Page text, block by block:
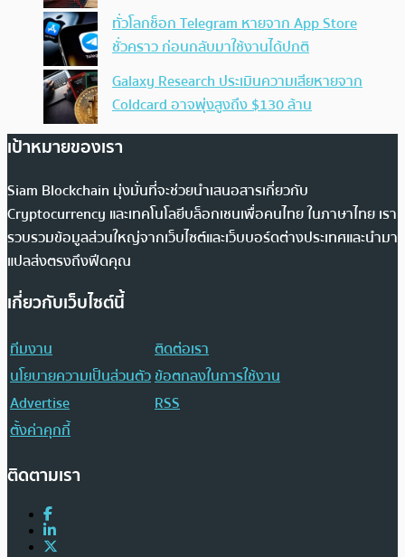
ทั่วโลกช็อก Telegram หายจาก App Store
ชั่วคราว ก่อนกลับมาใช้งานได้ปกติ
Galaxy Research ประเมินความเสียหายจาก
Coldcard อาจพุ่งสูงถึง $130 ล้าน
เป้าหมายของเรา
Siam Blockchain มุ่งมั่นที่จะช่วยนำเสนอสารเกี่ยวกับ
Cryptocurrency และเทคโนโลยีบล็อกเชนเพื่อคนไทย ในภาษาไทย เรา
รวบรวมข้อมูลส่วนใหญ่จากเว็บไซต์และเว็บบอร์ดต่างประเทศและนำมา
แปลส่งตรงถึงฟีดคุณ
เกี่ยวกับเว็บไซต์นี้
ทีมงาน
ติดต่อเรา
นโยบายความเป็นส่วนตัวข้อตกลงในการใช้งาน
Advertise
RSS
ตั้งค่าคุกกี้
ติดตามเรา